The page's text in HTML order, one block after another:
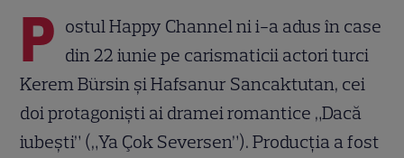
P ostul Happy Channel ni i-a adus în case
din 22 iunie pe carismaticii actori turci
Kerem Bürsin și Hafsanur Sancaktutan, cei
doi protagoniști ai dramei romantice „Dacă
iubești” („Ya Çok Seversen”). Producția a fost